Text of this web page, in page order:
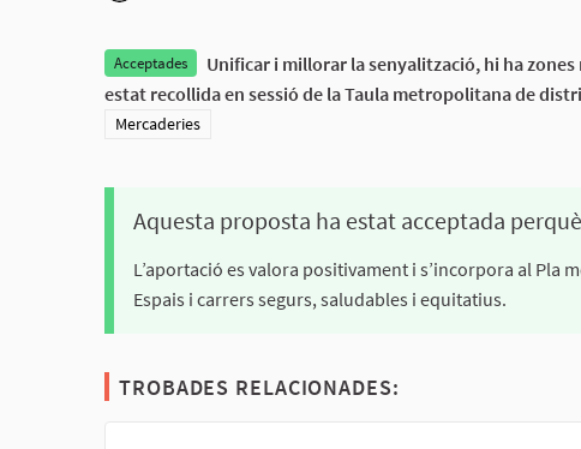
Acceptades
Unificar i millorar la senyalització, hi ha
estat recollida en sessió de la Taula metropolitana de
Resultats al filtrar per la categoria: Mercaderies
Mercaderies
Aquesta proposta ha estat acceptada
L’aportació es valora positivament i s’incorpora al Pla
Espais i carrers segurs, saludables i equitatius.
TROBADES RELACIONADES: